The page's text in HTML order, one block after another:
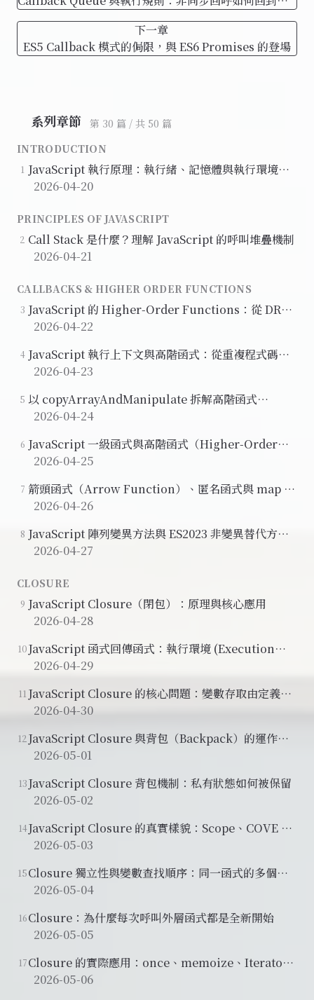
JavaScript
下一章
ES5 Callback 模式的侷限，與 ES6 Promises 的登場
系列章節 第 30 篇 / 共 50 篇
INTRODUCTION
1 JavaScript 執行原理：執行緒、記憶體與執行環境
（Execution Context）
2026-04-20
PRINCIPLES OF JAVASCRIPT
2 Call Stack 是什麼？理解 JavaScript 的呼叫堆疊機制
2026-04-21
CALLBACKS & HIGHER ORDER FUNCTIONS
3 JavaScript 的 Higher-Order Functions：從 DRY
到函式作為參數
2026-04-22
4 JavaScript 執行上下文與高階函式：從重複程式碼到
通用化設計
2026-04-23
5 以 copyArrayAndManipulate 拆解高階函式
(Higher-Order Function) 的執行原理
2026-04-24
6 JavaScript 一級函式與高階函式（Higher-Order
Function）入門
2026-04-25
7 箭頭函式（Arrow Function）、匿名函式與 map 方
法
2026-04-26
8 JavaScript 陣列變異方法與 ES2023 非變異替代方案
（Pure Function、Side Effect）
2026-04-27
CLOSURE
9 JavaScript Closure（閉包）：原理與核心應用
2026-04-28
10JavaScript 函式回傳函式：執行環境 (Execution
Context) 與 Call Stack 運作解析
2026-04-29
11 JavaScript Closure 的核心問題：變數存取由定義位
置還是呼叫位置決定？
2026-04-30
12 JavaScript Closure 與背包（Backpack）的運作機
制
2026-05-01
13JavaScript Closure 背包機制：私有狀態如何被保留
2026-05-02
14JavaScript Closure 的真實樣貌：Scope、COVE 與
詞彙作用域
2026-05-03
15Closure 獨立性與變數查找順序：同一函式的多個閉
包互不干擾
2026-05-04
16Closure：為什麼每次呼叫外層函式都是全新開始
2026-05-05
17Closure 的實際應用：once、memoize、Iterator
與 Module Pattern
2026-05-06